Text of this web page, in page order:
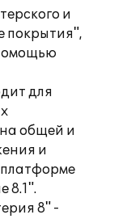
и
покрытия",
для
общей и
и
8.1".
8" -